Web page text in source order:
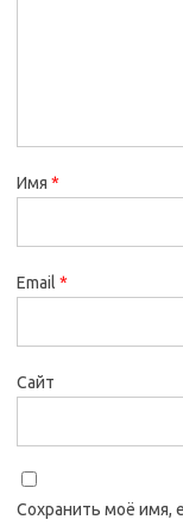
Имя *
Email *
Сайт
Сохранить моё имя,